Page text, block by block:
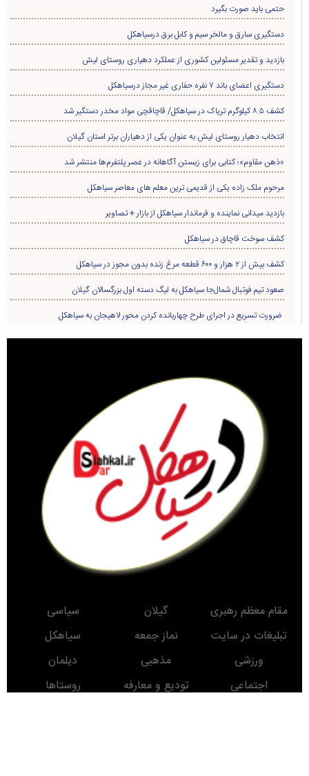
حتمی باید صورت بگیرد
دستگیری سارق و مالخر سیم و کابل برق درسیاهکل
بازدید و تقدیر مسئولین کشوری از عملکرد دهیاری روستای لیش
دستگیری اعضای باند ۷ نفره حفاری غير مجاز درسیاهکل
کشف ۸.۵ کیلوگرم تریاک در سیاهکل/ قاچاقچی مواد مخدر دستگیر شد
انتخاب دهیار روستای لیش به عنوان یکی از دهیاران برتر استان گیلان
«ذهن مقاوم»؛ کتابی برای زیستن آگاهانه در عصر پلتفرم‌ها منتشر شد
مرحوم ملک زاده یکی از قدیمی ترین معلم های معاصر سیاهکل
بازدید میدانی نماینده و فرماندار سیاهکل از بازار + تصاویر
کشف سوخت قاچاق در سياهکل
کشف بیش از ۲ هزار و ۶۰۰ قطعه مرغ زنده بدون مجوز در سیاهکل
صعود تیم فوتبال شمال‌جا‌ سیاهکل به لیگ دسته اول بزرگسالان گیلان
ضرورت تسریع در اجرای طرح چهاربانده کردن محور لاهیجان به سیاهکل
مقام معظم رهبری گیلان
سیاسی
تبلیغات در سایت
نماز جمعه
سیاهکل
ورزشی
مذهبی
دیلمان
اجتماعی
تودیع و معارفه
روستاها